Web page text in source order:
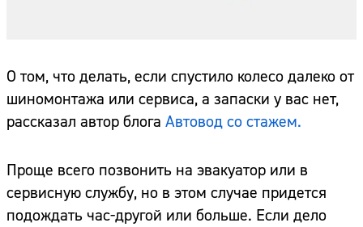
О том, что делать, если спустило колесо далеко от
шиномонтажа или сервиса, а запаски у вас нет,
рассказал автор блога Автовод со стажем.
Проще всего позвонить на эвакуатор или в
сервисную службу, но в этом случае придется
подождать час-другой или больше. Если дело